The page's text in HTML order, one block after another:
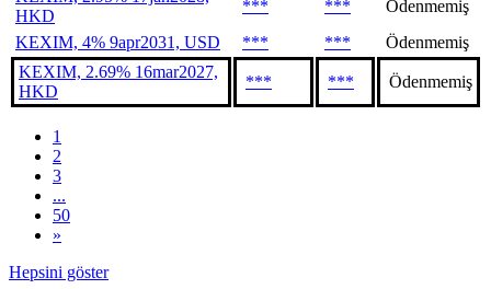
HKD
*** ***
Ödenmemiş
KEXIM, 4% 9apr2031, USD
*** ***
Ödenmemiş
KEXIM, 2.69% 16mar2027,
HKD
*** *** Ödenmemiş
1
2
3
...
50
»
Hepsini göster